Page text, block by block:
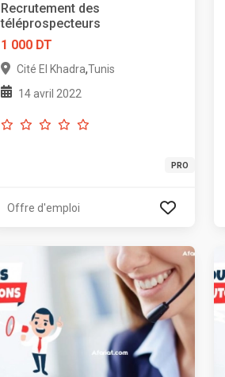
Recrutement des
téléprospecteurs
1 000 DT
Cité El Khadra,Tunis
14 avril 2022
PRO
Offre d'emploi